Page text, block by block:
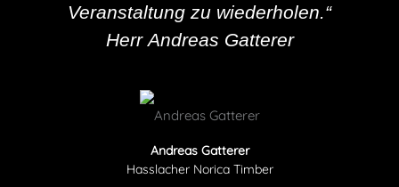
Veranstaltung zu wiederholen.“
Herr Andreas Gatterer
Andreas Gatterer
Hasslacher Norica Timber